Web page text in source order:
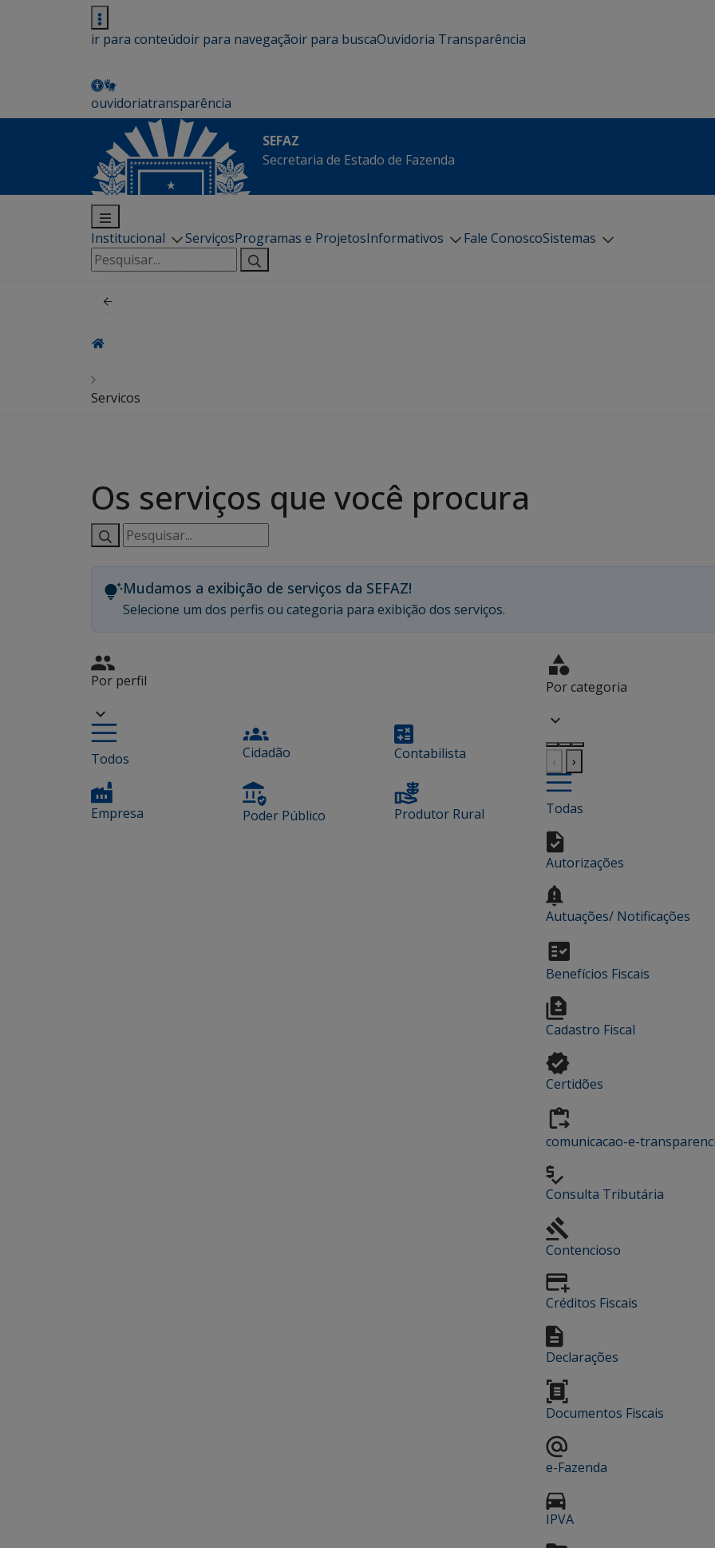
ir para conteúdoir para navegaçãoir para buscaOuvidoria Transparência
ouvidoriatransparência
SEFAZ
Secretaria de Estado de Fazenda
Institucional ServiçosProgramas e ProjetosInformativos Fale ConoscoSistemas
Pesquisar
por:
Servicos
Os serviços que você procura
Pesquisar
serviços:
Mudamos a exibição de serviços da SEFAZ!
Selecione um dos perfis ou categoria para exibição dos serviços.
Por perfil
Todos Cidadão Contabilista
Empresa Poder Público Produtor Rural
Por categoria
‹ ›
Todas
Autorizações
Autuações/ Notificações
Benefícios Fiscais
Cadastro Fiscal
Certidões
comunicacao-e-
Consulta Tributária
Contencioso
Créditos Fiscais
Declarações
Documentos Fiscais
e-Fazenda
IPVA